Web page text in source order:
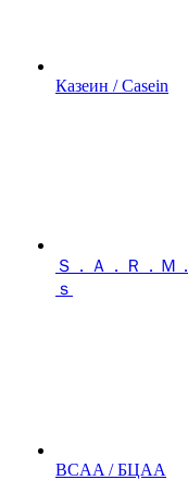
Казеин / Casein
Ｓ．Ａ．Ｒ．Ｍ．
ｓ
BCAA / БЦАА